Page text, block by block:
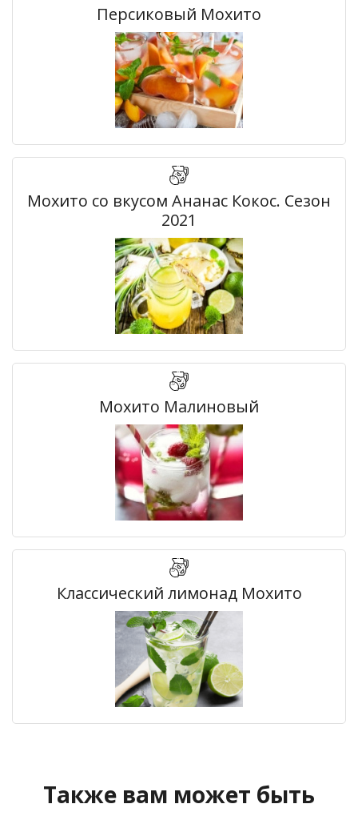
Персиковый Мохито
Мохито со вкусом Ананас Кокос. Сезон
2021
Мохито Малиновый
Классический лимонад Мохито
Также вам может быть